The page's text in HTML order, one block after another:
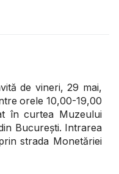
de vineri, 29 mai,
orele 10,00-19,00
în curtea Muzeului
București. Intrarea
strada Monetăriei